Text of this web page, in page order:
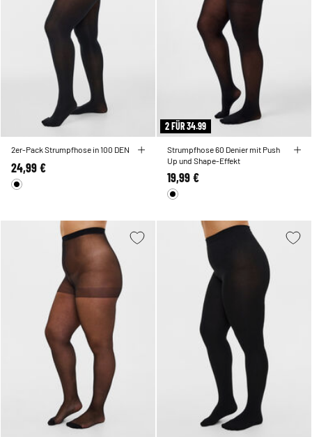
2er-Pack Strumpfhose in 100 DEN
24,99 €
2 FÜR 34.99
Strumpfhose 60 Denier mit Push
Up und Shape-Effekt
19,99 €